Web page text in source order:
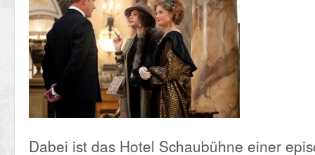
Dabei ist das Hotel Schaubühne einer